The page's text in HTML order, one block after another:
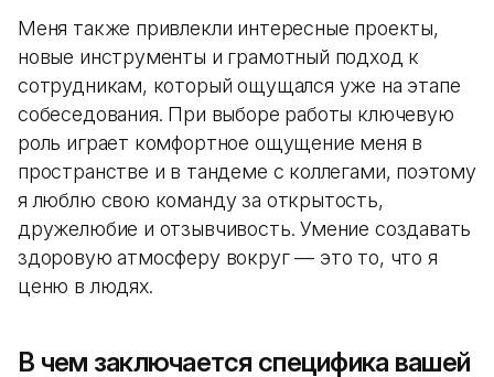
Меня также привлекли интересные проекты,
новые инструменты и грамотный подход к
сотрудникам, который ощущался уже на этапе
собеседования. При выборе работы ключевую
роль играет комфортное ощущение меня в
пространстве и в тандеме с коллегами, поэтому
я люблю свою команду за открытость,
дружелюбие и отзывчивость. Умение создавать
здоровую атмосферу вокруг — это то, что я
ценю в людях.
В чем заключается специфика вашей